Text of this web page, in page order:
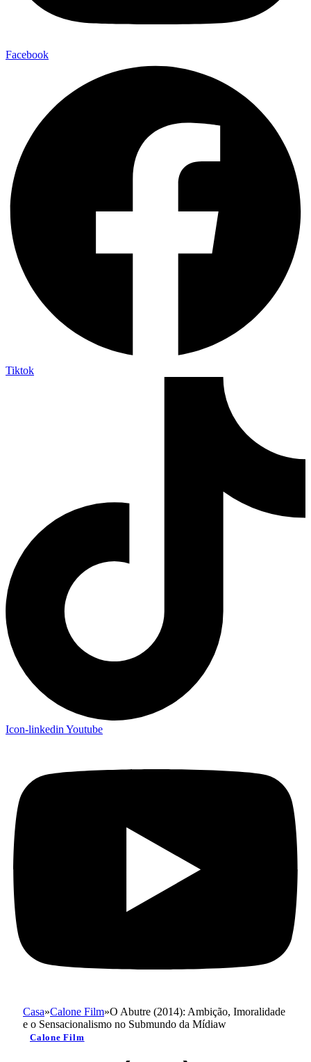
Facebook
Tiktok
Icon-linkedin Youtube
Casa»Calone Film»O Abutre (2014): Ambição, Imoralidade
e o Sensacionalismo no Submundo da Mídiaw
Calone Film